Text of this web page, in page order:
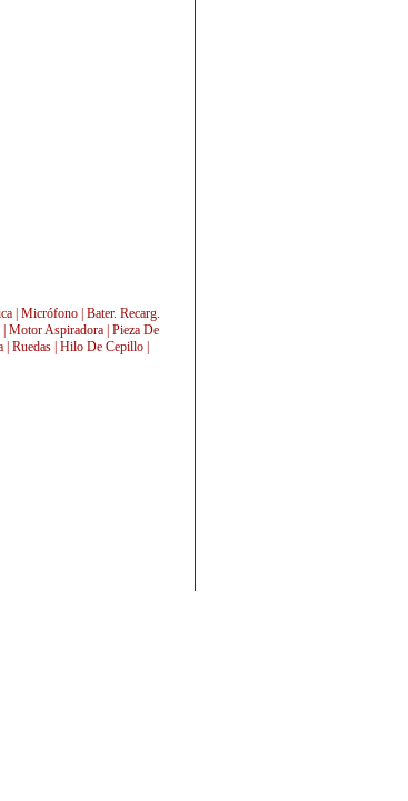
| Micrófono | Bater. Recarg.
Motor Aspiradora | Pieza De
Ruedas | Hilo De Cepillo |